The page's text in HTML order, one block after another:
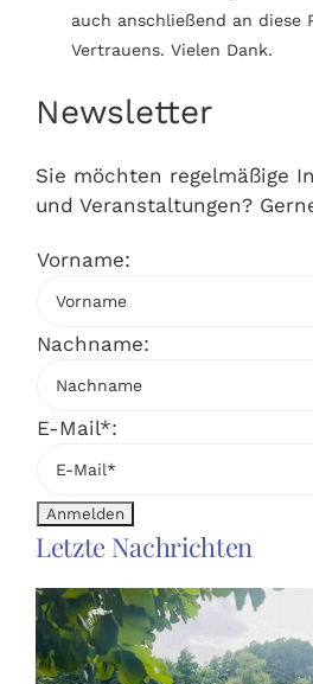
auch anschließend an diese
Vertrauens. Vielen Dank.
Newsletter
Sie möchten regelmäßige
und Veranstaltungen?
Vorname:
Nachname:
E-Mail*:
Letzte Nachrichten